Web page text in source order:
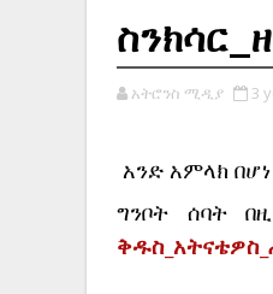
አትሮንስ ሚዲያ 3
አንድ አምላክ